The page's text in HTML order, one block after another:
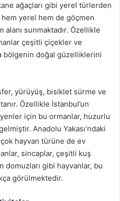
ağaçları gibi yerel türlerden
yerel hem de göçmen
sunmaktadır. Özellikle
çeşitli çiçekler ve
bölgenin doğal güzelliklerini
yürüyüş, bisiklet sürme ve
Özellikle İstanbul’un
için bu ormanlar, huzurlu
Anadolu Yakası’ndaki
hayvan türüne de ev
sincaplar, çeşitli kuş
domuzları gibi hayvanlar, bu
görülmektedir.